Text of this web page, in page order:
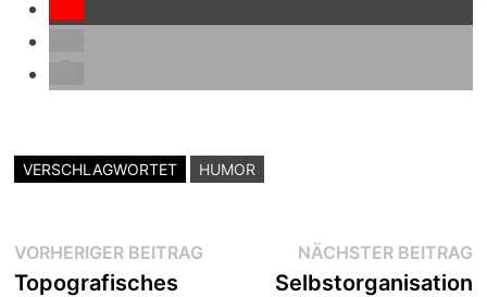
VERSCHLAGWORTET HUMOR
Beitragsnavigation
VORHERIGER BEITRAG Vorheriger
Topografisches
NÄCHSTER BEITRAG
Selbstorganisation